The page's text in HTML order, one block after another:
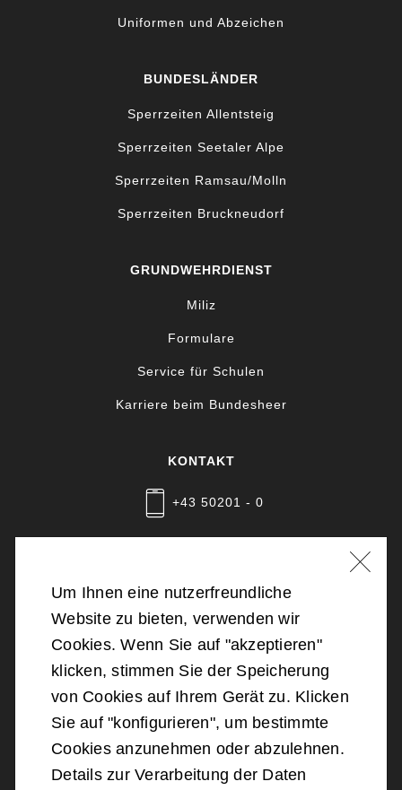
Uniformen und Abzeichen
BUNDESLÄNDER
Sperrzeiten Allentsteig
Sperrzeiten Seetaler Alpe
Sperrzeiten Ramsau/Molln
Sperrzeiten Bruckneudorf
GRUNDWEHRDIENST
Miliz
Formulare
Service für Schulen
Karriere beim Bundesheer
KONTAKT
+43 50201 - 0
2026Bundesministerium für Landesverteidigung
Barrierefreiheit
Um Ihnen eine nutzerfreundliche
Website zu bieten, verwenden wir
Cookies. Wenn Sie auf "akzeptieren"
klicken, stimmen Sie der Speicherung
von Cookies auf Ihrem Gerät zu. Klicken
Sie auf "konfigurieren", um bestimmte
Cookies anzunehmen oder abzulehnen.
Details zur Verarbeitung der Daten